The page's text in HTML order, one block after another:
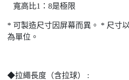
寬高比1 ： 8是極限
* 可製造尺寸因屏幕而異。 * 尺寸
為單位。
◆拉繩長度（含拉球） :